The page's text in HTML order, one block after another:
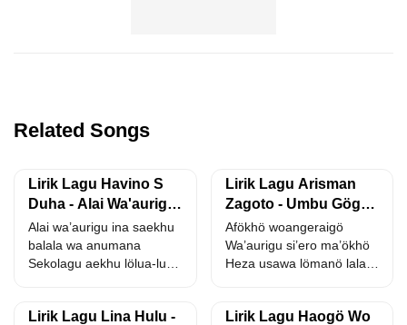
Related Songs
Lirik Lagu Havino S
Duha - Alai Wa'aurigu
Ina
Alai wa’aurigu ina saekhu
balala wa anumana
Sekolagu aekhu lölua-lua
Lirik Lagu Arisman
Zagoto - Umbu Gögu
Idanö
Afökhö woangeraigö
Wa’aurigu si’ero ma’ökhö
Heza usawa lömanö lala
Lirik Lagu Lina Hulu -
Lirik Lagu Haogö Wo